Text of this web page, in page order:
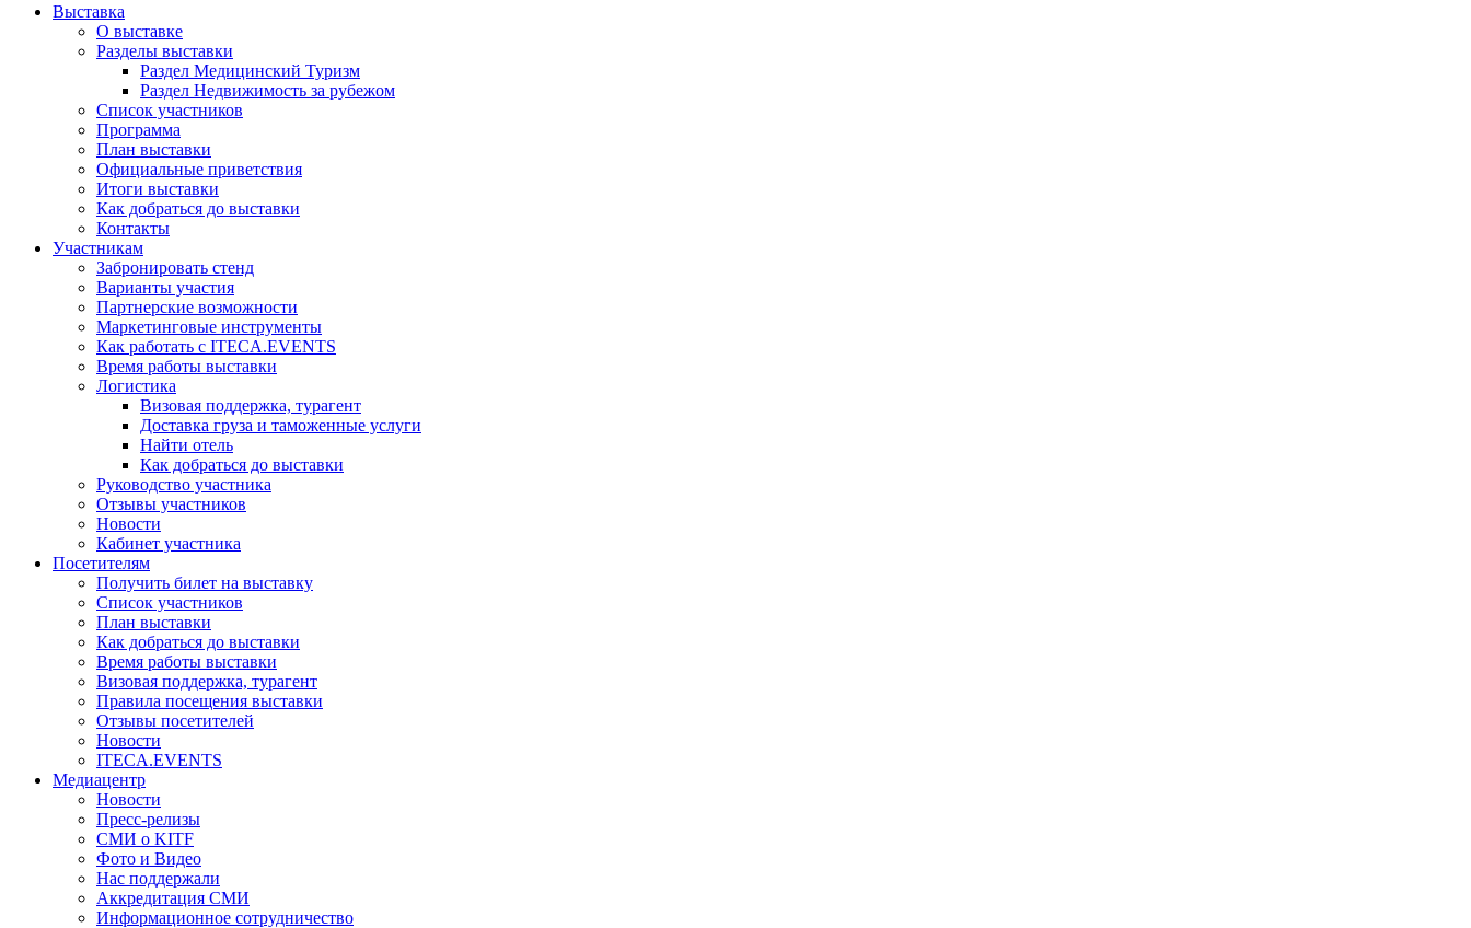
Выставка
О выставке
Разделы выставки
Раздел Медицинский Туризм
Раздел Недвижимость за рубежом
Список участников
Программа
План выставки
Официальные приветствия
Итоги выставки
Как добраться до выставки
Контакты
Участникам
Забронировать стенд
Варианты участия
Партнерские возможности
Маркетинговые инструменты
Как работать с ITECA.EVENTS
Время работы выставки
Логистика
Визовая поддержка, турагент
Доставка груза и таможенные услуги
Найти отель
Как добраться до выставки
Руководство участника
Отзывы участников
Новости
Кабинет участника
Посетителям
Получить билет на выставку
Список участников
План выставки
Как добраться до выставки
Время работы выставки
Визовая поддержка, турагент
Правила посещения выставки
Отзывы посетителей
Новости
ITECA.EVENTS
Медиацентр
Новости
Пресс-релизы
СМИ о KITF
Фото и Видео
Нас поддержали
Аккредитация СМИ
Информационное сотрудничество